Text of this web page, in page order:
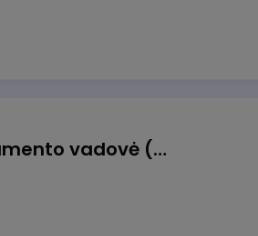
Veiklos atsparumo departamento vadovė (-as)